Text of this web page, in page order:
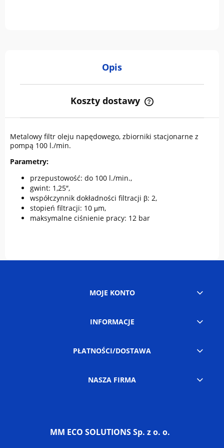
Opis
Koszty dostawy
Cena nie zawiera ewentualnych kosztów płatności
Metalowy filtr oleju napędowego, zbiorniki stacjonarne z
pompą 100 l./min.
Parametry:
przepustowość: do 100 l./min.,
gwint: 1,25″,
współczynnik dokładności filtracji β: 2,
stopień filtracji: 10 μm,
maksymalne ciśnienie pracy: 12 bar
MOJE KONTO
INFORMACJE
PŁATNOŚCI/DOSTAWA
NASZA FIRMA
MM ECO SOLUTIONS Sp. z o. o.